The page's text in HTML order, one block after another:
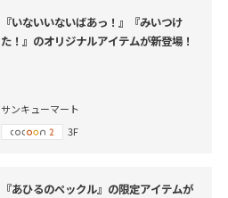
『いないいないばあっ！』『みいつけ
た！』のオリジナルアイテムが新登場！
サンキューマート
3F
『あひるのペックル』の限定アイテムが